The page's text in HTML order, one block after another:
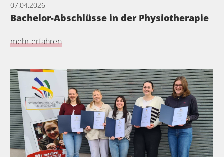
07.04.2026
Bachelor-Abschlüsse in der Physiotherapie
mehr erfahren